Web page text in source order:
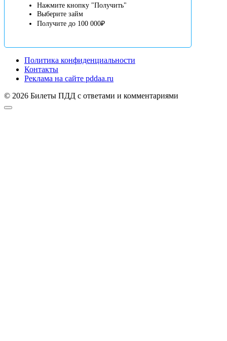
Нажмите кнопку "Получить"
Выберите займ
Получите до 100 000₽
Политика конфиденциальности
Контакты
Реклама на сайте pddaa.ru
© 2026 Билеты ПДД с ответами и комментариями